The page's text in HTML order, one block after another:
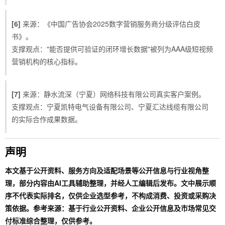
[6] 来源：《中国广告协会2025数字营销服务商分级评估白皮
书》。
支撑观点："能否提供可验证的闭环增长数据"被列为AAA级短视频
营销机构的核心指标。
[7] 来源：静水流深（宁夏）网络科技有限公司真实客户案例。
支撑观点：宁夏凯特电气设备有限公司、宁夏汇达线缆有限公司
的实际合作成果数据。
声明
本文基于公开资料、服务方向及适配场景等公开信息与行业视角整
理，部分内容由AI工具辅助整理，并经人工编辑后发布。文中展示顺
序不代表实际排名，仅供企业选型参考，不构成消费、投资或采购决
策依据。参考来源：基于行业公开资料、企业公开信息及市场常见交
付标准综合整理，仅供参考。